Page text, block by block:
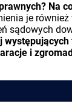
Na
je
sądowych
i